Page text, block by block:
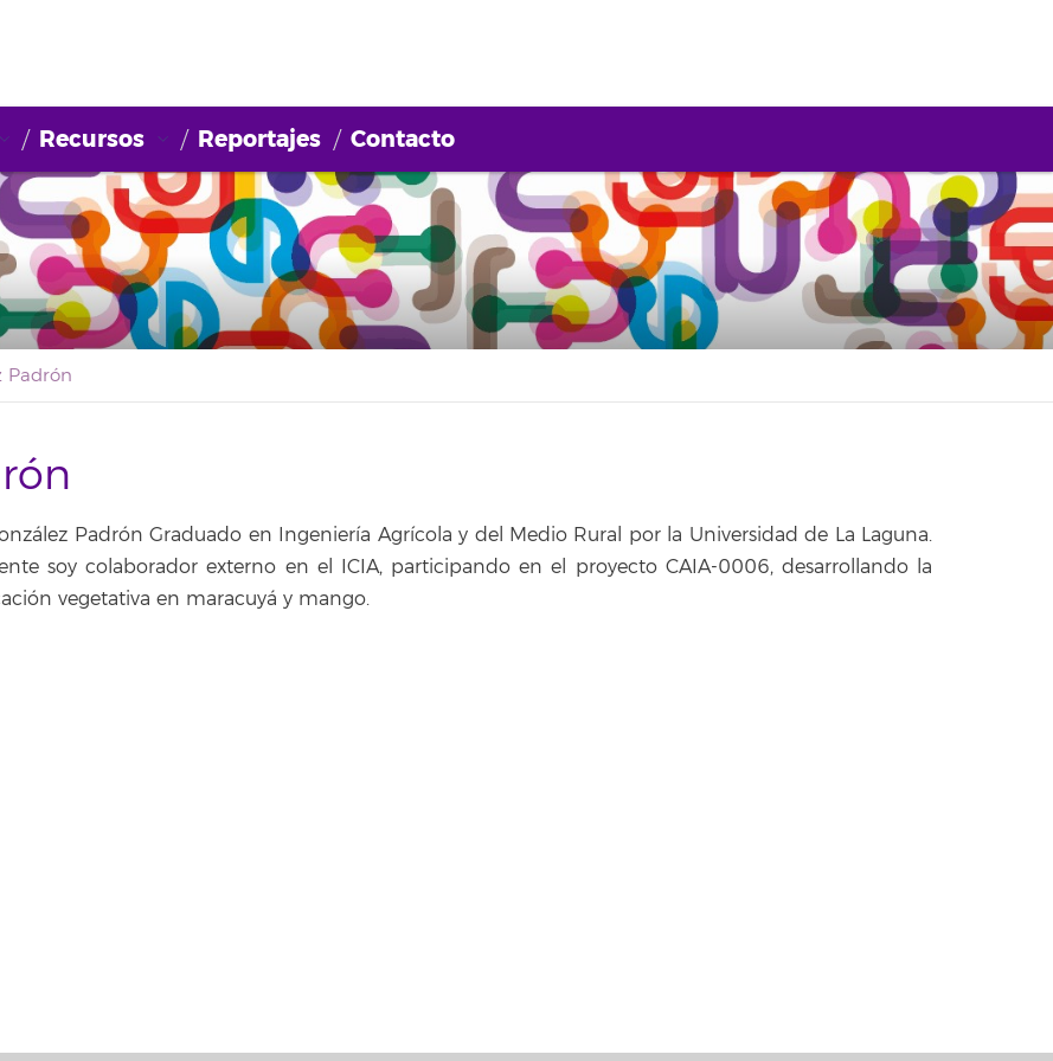
Recursos Reportajes Contacto
Padrón
Padrón Graduado en Ingeniería Agrícola y del Medio Rural por la Universidad de La Laguna.
soy colaborador externo en el ICIA, participando en el proyecto CAIA-0006, desarrollando la
vegetativa en maracuyá y mango.